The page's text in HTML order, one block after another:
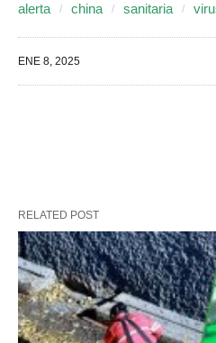
alerta china sanitaria
ENE 8, 2025
RELATED POST